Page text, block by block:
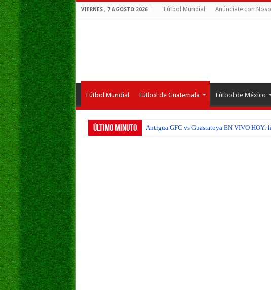
VIERNES , 7 AGOSTO 2026 Fútbol Mundial Anúnciate con
Fútbol Mundial Fútbol de Guatemala Fútbol de México
Último Minuto Antigua GFC vs Guastatoya EN VIVO HOY:
Aurora FC vs Comunicaciones EN VIVO